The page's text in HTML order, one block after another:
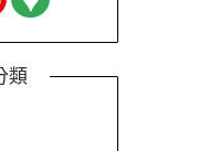
類